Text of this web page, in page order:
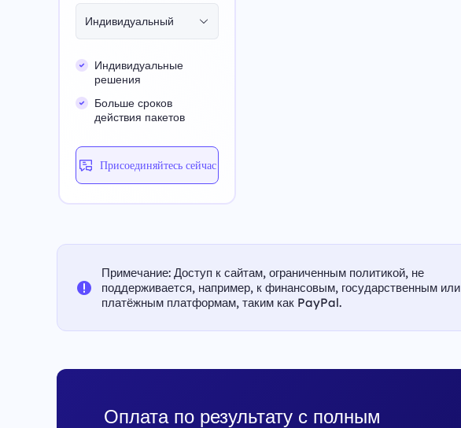
Индивидуальный
Индивидуальные
решения
Больше сроков
действия пакетов
Присоединяйтесь сейчас
Примечание: Доступ к сайтам, ограниченным политикой, не
поддерживается, например, к финансовым, государственным или
платёжным платформам, таким как PayPal.
Оплата по результату с полным